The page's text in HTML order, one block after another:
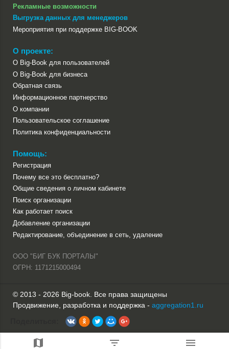
Рекламные возможности
Выгрузка данных для менеджеров
Мероприятия при поддержке BIG-BOOK
О проекте:
О Big-Book для пользователей
О Big-Book для бизнеса
Обратная связь
Информационное партнерство
О компании
Пользовательское соглашение
Политика конфиденциальности
Помощь:
Регистрация
Почему все это бесплатно?
Общие сведения о личном кабинете
Поиск организации
Как работает поиск
Добавление организации
Редактирование, объединение в сеть, удаление
ООО "БИГ БУК ПОРТАЛЫ"
ОГРН: 1171215000494
© 2013 - 2026 Big-book. Все права защищены
Продвижение, разработка и поддержка - aggregation1.ru